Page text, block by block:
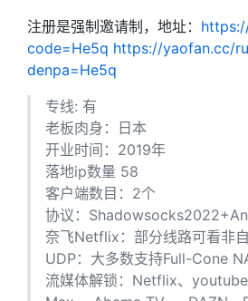
注册是强制邀请制，地址：
code=He5q https://yaofan.cc/
denpa=He5q
专线: 有
老板肉身：日本
开业时间：2019年
落地ip数量 58
客户端数目：2个
协议：
奈飞Netflix：部分线路可看非
UDP：大多数支持Full-Cone
流媒体解锁：Netflix、